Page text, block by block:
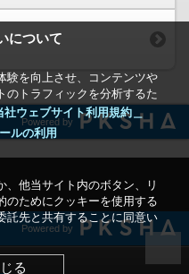
について
験を向上させ、コンテンツや
のトラフィックを分析するた
社ウェブサイト利用規約＿
ルの利用
、他当サイト内のボタン、リ
のためにクッキーを使用する
託先と共有することに同意い
る
Powered by
Powered by